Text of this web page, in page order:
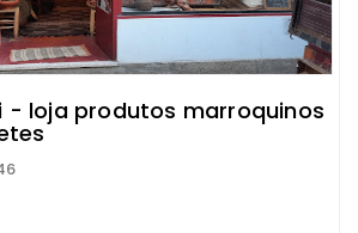
- loja produtos marroquinos